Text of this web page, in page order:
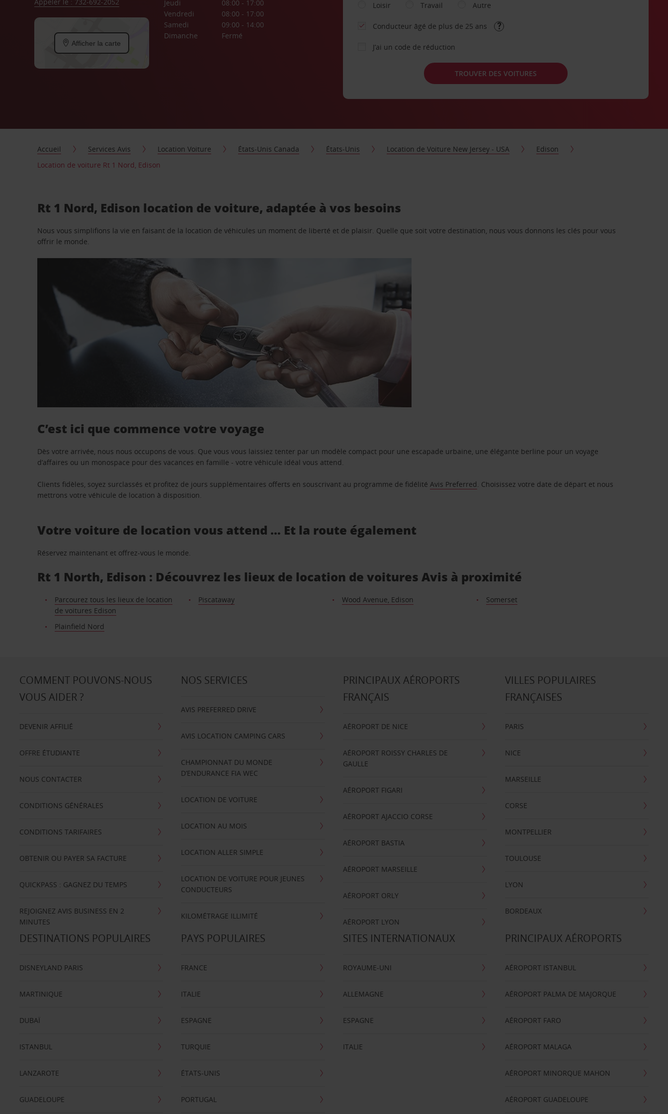
Afficher la carte
Jeudi
08:00 - 17:00
Vendredi
08:00 - 17:00
Samedi
09:00 - 14:00
Dimanche
Fermé
Loisir
Travail Autre
Conducteur âgé de plus de 25 ans
J’ai un code de réduction
TROUVER DES VOITURES
Accueil Services Avis Location Voiture États-Unis Canada États-Unis Location de Voiture New Jersey - USA
Edison
Location de voiture Rt 1 Nord, Edison
Rt 1 Nord, Edison location de voiture, adaptée à vos besoins
Nous vous simplifions la vie en faisant de la location de véhicules un moment de liberté et de plaisir. Quelle que soit votre destination, nous vous donnons les clés pour vous
offrir le monde.
C’est ici que commence votre voyage
Dès votre arrivée, nous nous occupons de vous. Que vous vous laissiez tenter par un modèle compact pour une escapade urbaine, une élégante berline pour un voyage
d’affaires ou un monospace pour des vacances en famille - votre véhicule idéal vous attend.
Clients fidèles, soyez surclassés et profitez de jours supplémentaires offerts en souscrivant au programme de fidélitéAvis Preferred. Choisissez votre date de départ et nous
mettrons votre véhicule de location à disposition.
Votre voiture de location vous attend … Et la route également
Réservez maintenant et offrez-vous le monde.
Rt 1 North, Edison : Découvrez les lieux de location de voitures Avis à proximité
Parcourez tous les lieux de location
de voitures Edison
Piscataway Wood Avenue, Edison Somerset
Plainfield Nord
COMMENT POUVONS-NOUS
VOUS AIDER ?
DEVENIR AFFILIÉ
OFFRE ÉTUDIANTE
NOUS CONTACTER
CONDITIONS GÉNÉRALES
CONDITIONS TARIFAIRES
OBTENIR OU PAYER SA FACTURE
QUICKPASS : GAGNEZ DU TEMPS
REJOIGNEZ AVIS BUSINESS EN 2
MINUTES
NOS SERVICES
AVIS PREFERRED DRIVE
AVIS LOCATION CAMPING CARS
CHAMPIONNAT DU MONDE
D’ENDURANCE FIA WEC
LOCATION DE VOITURE
LOCATION AU MOIS
LOCATION ALLER SIMPLE
LOCATION DE VOITURE POUR JEUNES
CONDUCTEURS
KILOMÉTRAGE ILLIMITÉ
PRINCIPAUX AÉROPORTS
FRANÇAIS
AÉROPORT DE NICE
AÉROPORT ROISSY CHARLES DE
GAULLE
AÉROPORT FIGARI
AÉROPORT AJACCIO CORSE
AÉROPORT BASTIA
AÉROPORT MARSEILLE
AÉROPORT ORLY
AÉROPORT LYON
VILLES POPULAIRES
FRANÇAISES
PARIS
NICE
MARSEILLE
CORSE
MONTPELLIER
TOULOUSE
LYON
BORDEAUX
DESTINATIONS POPULAIRES
DISNEYLAND PARIS
MARTINIQUE
DUBAÏ
ISTANBUL
LANZAROTE
GUADELOUPE
PAYS POPULAIRES
FRANCE
ITALIE
ESPAGNE
TURQUIE
ÉTATS-UNIS
PORTUGAL
SITES INTERNATIONAUX
ROYAUME-UNI
ALLEMAGNE
ESPAGNE
ITALIE
PRINCIPAUX AÉROPORTS
AÉROPORT ISTANBUL
AÉROPORT PALMA DE MAJORQUE
AÉROPORT FARO
AÉROPORT MALAGA
AÉROPORT MINORQUE MAHON
AÉROPORT GUADELOUPE